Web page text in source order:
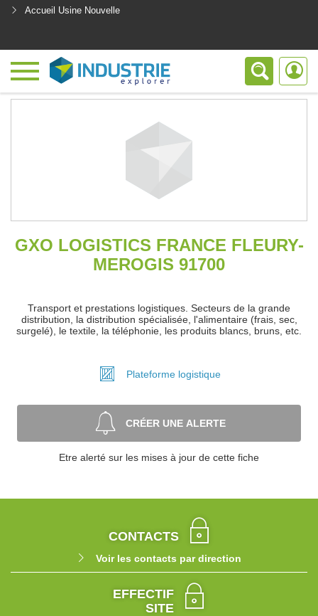
Accueil Usine Nouvelle
GXO LOGISTICS FRANCE FLEURY-
MEROGIS 91700
Transport et prestations logistiques. Secteurs de la grande
distribution, la distribution spécialisée, l'alimentaire (frais, sec,
surgelé), le textile, la téléphonie, les produits blancs, bruns, etc.
Plateforme logistique
CRÉER UNE ALERTE
Etre alerté sur les mises à jour de cette fiche
CONTACTS
Voir les contacts par direction
EFFECTIF
SITE